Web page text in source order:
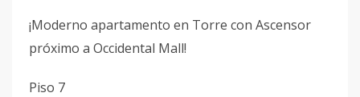
¡Moderno apartamento en Torre con Ascensor
próximo a Occidental Mall!
Piso 7